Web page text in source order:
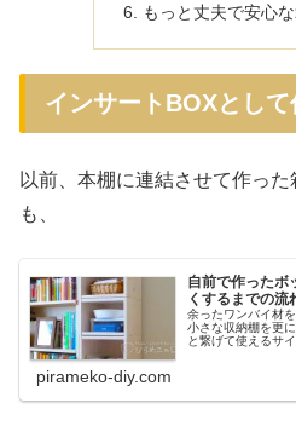
もっと丈夫で安心
インサートBOXとして
以前、本棚に連結させて作っ
も、
自前で作ったボ
くするまでの流
余ったワンバイ材
小さな収納棚を更
と繋げて使えるサ
pirameko-diy.com